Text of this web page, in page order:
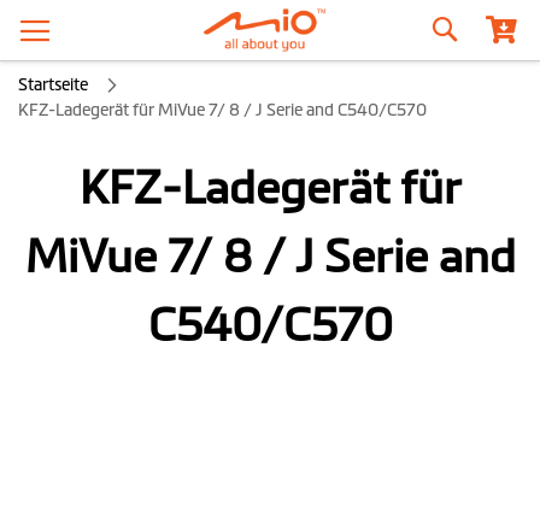
Suche
Startseite
KFZ-Ladegerät für MiVue 7/ 8 / J Serie and C540/C570
KFZ-Ladegerät für
MiVue 7/ 8 / J Serie and
C540/C570